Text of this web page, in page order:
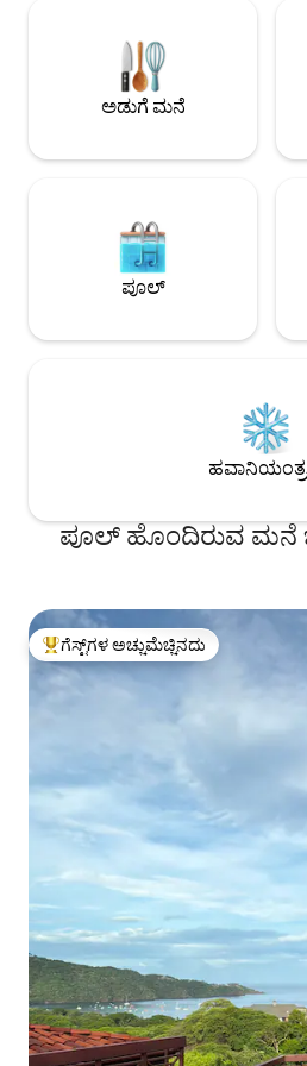
ಸ್ಮರಣೀಯ ರಜಾದಿನವನ್ನಾಗಿ ಮಾಡಲು ನಿಮ್ಮ
ಯೋಜನೆಯಿಂದ ಊಹಾಪೋಹಗಳನ್ನು
ತೆಗೆದುಹಾಕಲು ನಾವು ನಮ್ಮ ಅನುಭವಿ ತಂಡವು
ಅಡುಗೆ ಮನೆ
ಪೂಲ್
ಪೂಲ್ ಹೊಂದಿರುವ ಮನೆ
ಗೆಸ್ಟ್‌ಗಳಿಗೆ ಅತಿ ಹೆಚ್ಚು ಅಚ್ಚುಮೆಚ್ಚಿನದು
ಗೆಸ್ಟ್‌ಗಳ ಅಚ್ಚುಮೆಚ್ಚಿನದು